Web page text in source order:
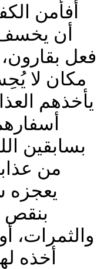
أفأمن
أن يخسف
فعل
مكان لا
يأخذهم
بسابقين
من
يعجزه
بنقص
والثمرات،
أخذه